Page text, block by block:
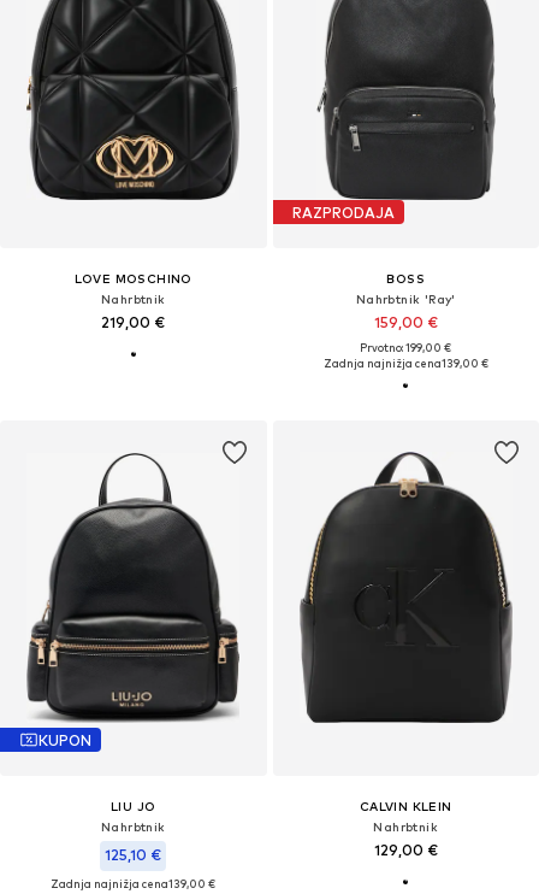
LOVE MOSCHINO
Nahrbtnik
219,00 €
RAZPRODAJA
BOSS
Nahrbtnik 'Ray'
159,00 €
Prvotno: 199,00 €
Zadnja najnižja cena139,00 €
KUPON
LIU JO
Nahrbtnik
125,10 €
Zadnja najnižja cena139,00 €
CALVIN KLEIN
Nahrbtnik
129,00 €